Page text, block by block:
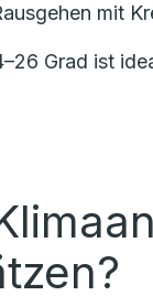
mit
Grad ist